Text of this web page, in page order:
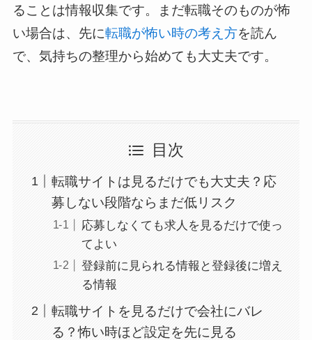
ることは情報収集です。まだ転職そのものが怖
い場合は、先に転職が怖い時の考え方を読ん
で、気持ちの整理から始めても大丈夫です。
目次
転職サイトは見るだけでも大丈夫？応
募しない段階ならまだ低リスク
応募しなくても求人を見るだけで使っ
てよい
登録前に見られる情報と登録後に増え
る情報
転職サイトを見るだけで会社にバレ
る？怖い時ほど設定を先に見る